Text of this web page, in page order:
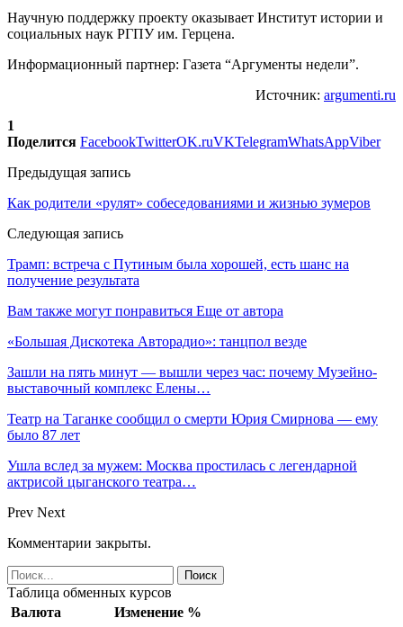
Научную поддержку проекту оказывает Институт истории и
социальных наук РГПУ им. Герцена.
Информационный партнер: Газета “Аргументы недели”.
Источник: argumenti.ru
1
Поделится FacebookTwitterOK.ruVKTelegramWhatsAppViber
Предыдущая запись
Как родители «рулят» собеседованиями и жизнью зумеров
Следующая запись
Трамп: встреча с Путиным была хорошей, есть шанс на
получение результата
Вам также могут понравиться Еще от автора
«Большая Дискотека Авторадио»: танцпол везде
Зашли на пять минут — вышли через час: почему Музейно-
выставочный комплекс Елены…
Театр на Таганке сообщил о смерти Юрия Смирнова — ему
было 87 лет
Ушла вслед за мужем: Москва простилась с легендарной
актрисой цыганского театра…
Prev Next
Комментарии закрыты.
Таблица обменных курсов
Валюта
Изменение %